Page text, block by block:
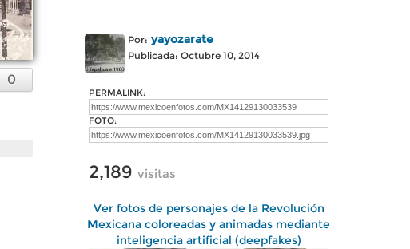
0
Por: yayozarate
Publicada: Octubre 10, 2014
PERMALINK:
FOTO:
2,189 visitas
Ver fotos de personajes de la Revolución
Mexicana coloreadas y animadas mediante
inteligencia artificial (deepfakes)